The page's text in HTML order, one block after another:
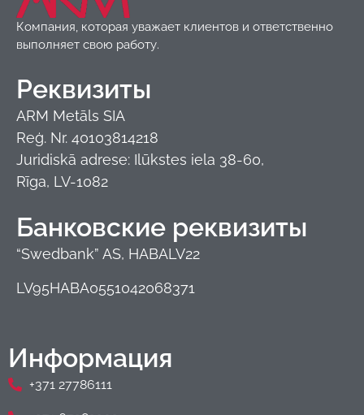
Компания, которая уважает клиентов и ответственно
выполняет свою работу.
Реквизиты
ARM Metāls SIA
Reģ. Nr. 40103814218
Juridiskā adrese: Ilūkstes iela 38-60,
Rīga, LV-1082
Банковские реквизиты
“Swedbank” AS, HABALV22
LV95HABA0551042068371
Информация
+371 27786111